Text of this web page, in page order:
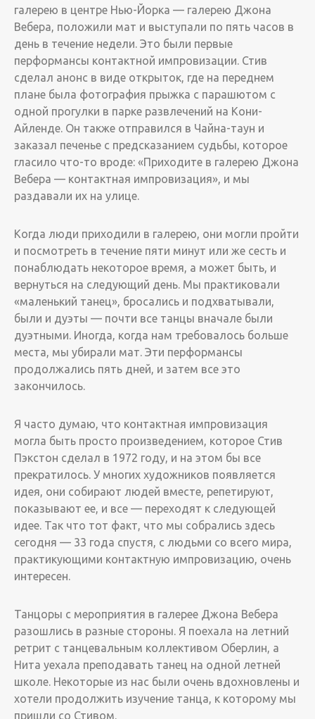
галерею в центре Нью-Йорка — галерею Джона
Вебера, положили мат и выступали по пять часов в
день в течение недели. Это были первые
перформансы контактной импровизации. Стив
сделал анонс в виде открыток, где на переднем
плане была фотография прыжка с парашютом с
одной прогулки в парке развлечений на Кони-
Айленде. ­Он также отправился в Чайна-таун и
заказал печенье с предсказанием судьбы, которое
гласило что-то вроде: «Приходите в галерею Джона
Вебера — контактная импровизация», и мы
раздавали их на улице.
Когда люди приходили в галерею, они могли пройти
и посмотреть в течение пяти минут или же сесть и
понаблюдать некоторое время, а может быть, и
вернуться на следующий день. Мы практиковали
«маленький танец», бросались и подхватывали,
были и дуэты — почти все танцы вначале были
дуэтными. ­Иногда, когда нам требовалось больше
места, мы убирали мат. Эти перформансы
продолжались пять дней, и затем все это
закончилось.
­Я часто думаю, что контактная импровизация
могла быть просто произведением, которое Стив
Пэкстон сделал в 1972 году, и на этом бы все
прекратилось. У многих художников появляется
идея, они собирают людей вместе, репетируют,
показывают ее, и все — переходят к следующей
идее. Так что тот факт, что мы собрались здесь
сегодня — 33 года спустя, с людьми со всего мира,
практикующими контактную импровизацию, очень
интересен.
­Танцоры с мероприятия в галерее Джона Вебера
разошлись в разные стороны. Я поехала на летний
ретрит с танцевальным коллективом Оберлин, а
Нита уехала преподавать танец на одной летней
школе. Некоторые из нас были очень вдохновлены и
хотели продолжить изучение танца, к которому мы
пришли со Стивом.